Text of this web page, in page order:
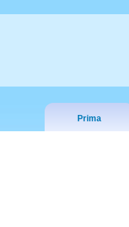
Prima